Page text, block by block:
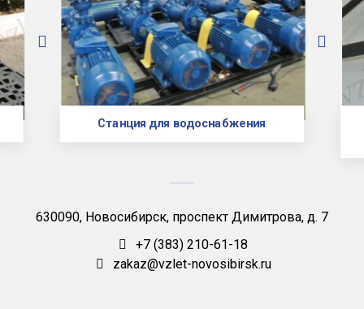
Станция для водоснабжения
630090, Новосибирск, проспект Димитрова, д. 7
+7 (383) 210-61-18
zakaz@vzlet-novosibirsk.ru